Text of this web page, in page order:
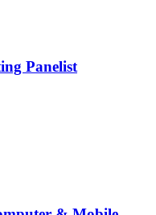
Panelist